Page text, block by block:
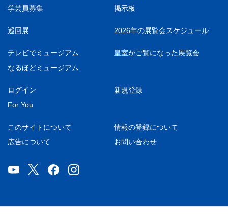
学芸員募集
掲示板
巡回展 2026年の展覧会スケジュール
テレビでミュージアム
皇室がご覧になった展覧会
なるほどミュージアム
ログイン
新規登録
For You
このサイトについて
情報の登録について
広告について
お問い合わせ